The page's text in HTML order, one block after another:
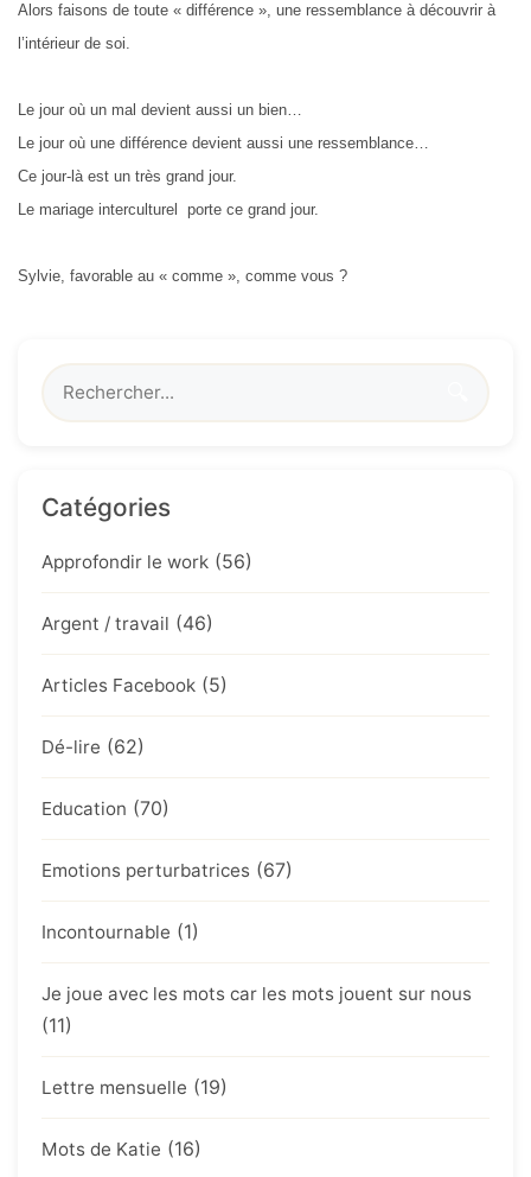
Alors faisons de toute « différence », une ressemblance à découvrir à
l’intérieur de soi.
Le jour où un mal devient aussi un bien…
Le jour où une différence devient aussi une ressemblance…
Ce jour-là est un très grand jour.
Le mariage interculturel porte ce grand jour.
Sylvie, favorable au « comme », comme vous ?
Catégories
Approfondir le work (56)
Argent / travail (46)
Articles Facebook (5)
Dé-lire (62)
Education (70)
Emotions perturbatrices (67)
Incontournable (1)
Je joue avec les mots car les mots jouent sur nous
(11)
Lettre mensuelle (19)
Mots de Katie (16)